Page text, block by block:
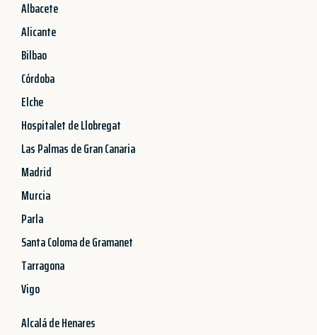
Albacete
Alicante
Bilbao
Córdoba
Elche
Hospitalet de Llobregat
Las Palmas de Gran Canaria
Madrid
Murcia
Parla
Santa Coloma de Gramanet
Tarragona
Vigo
Alcalá de Henares